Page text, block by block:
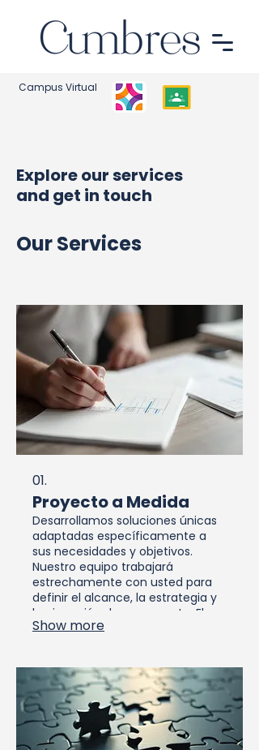
Campus Virtual
Explore our services
and get in touch
Our Services
01.
Proyecto a Medida
Desarrollamos soluciones únicas
adaptadas específicamente a
sus necesidades y objetivos.
Nuestro equipo trabajará
estrechamente con usted para
definir el alcance, la estrategia y
la ejecución de su proyecto. El
resultado será una entrega
Show more